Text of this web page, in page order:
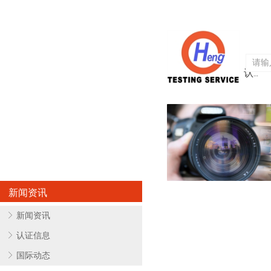
认证服务
新闻资讯
ꁕ 新闻资讯
ꁕ 认证信息
ꁕ 国际动态